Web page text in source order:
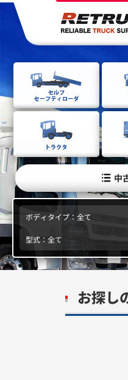
中
お探し